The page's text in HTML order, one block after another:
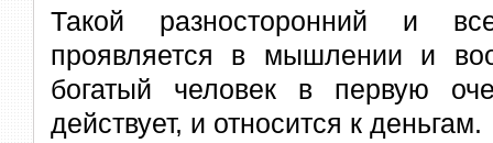
Такой разносторонний и
проявляется в мышлении и
богатый человек в первую
действует, и относится к деньгам.